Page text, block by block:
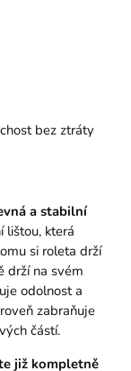
bez ztráty
a stabilní
lištou, která
si roleta drží
drží na svém
odolnost a
zabraňuje
částí.
již kompletně